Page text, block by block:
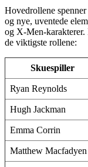
Hovedrollene
og nye, uventede
og X-Men-
de viktigste rollene:
Skuespiller
Ryan Reynolds
Hugh Jackman
Emma Corrin
Matthew Macfadyen